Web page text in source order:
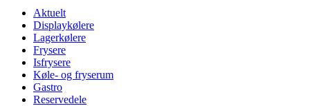
Aktuelt
Displaykølere
Lagerkølere
Frysere
Isfrysere
Køle- og fryserum
Gastro
Reservedele